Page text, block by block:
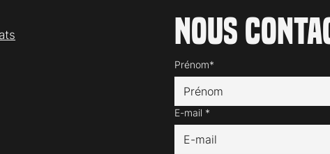
Nous
Prénom*
E-mail *